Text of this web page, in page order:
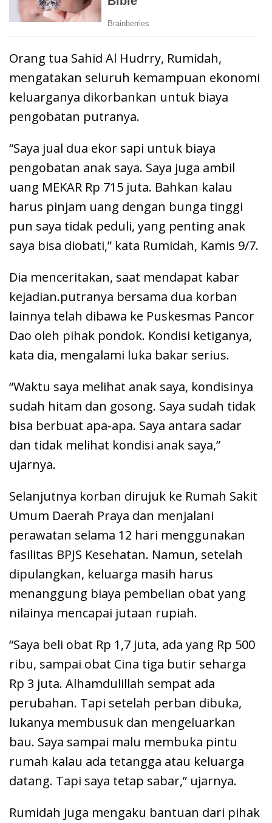
Orang tua Sahid Al Hudrry, Rumidah,
mengatakan seluruh kemampuan ekonomi
keluarganya dikorbankan untuk biaya
pengobatan putranya.
“Saya jual dua ekor sapi untuk biaya
pengobatan anak saya. Saya juga ambil
uang MEKAR Rp 715 juta. Bahkan kalau
harus pinjam uang dengan bunga tinggi
pun saya tidak peduli, yang penting anak
saya bisa diobati,” kata Rumidah, Kamis 9/7.
Dia menceritakan, saat mendapat kabar
kejadian.putranya bersama dua korban
lainnya telah dibawa ke Puskesmas Pancor
Dao oleh pihak pondok. Kondisi ketiganya,
kata dia, mengalami luka bakar serius.
“Waktu saya melihat anak saya, kondisinya
sudah hitam dan gosong. Saya sudah tidak
bisa berbuat apa-apa. Saya antara sadar
dan tidak melihat kondisi anak saya,”
ujarnya.
Selanjutnya korban dirujuk ke Rumah Sakit
Umum Daerah Praya dan menjalani
perawatan selama 12 hari menggunakan
fasilitas BPJS Kesehatan. Namun, setelah
dipulangkan, keluarga masih harus
menanggung biaya pembelian obat yang
nilainya mencapai jutaan rupiah.
“Saya beli obat Rp 1,7 juta, ada yang Rp 500
ribu, sampai obat Cina tiga butir seharga
Rp 3 juta. Alhamdulillah sempat ada
perubahan. Tapi setelah perban dibuka,
lukanya membusuk dan mengeluarkan
bau. Saya sampai malu membuka pintu
rumah kalau ada tetangga atau keluarga
datang. Tapi saya tetap sabar,” ujarnya.
Rumidah juga mengaku bantuan dari pihak